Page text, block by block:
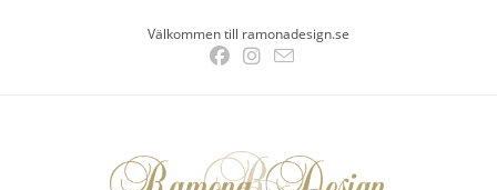
Välkommen till ramonadesign.se